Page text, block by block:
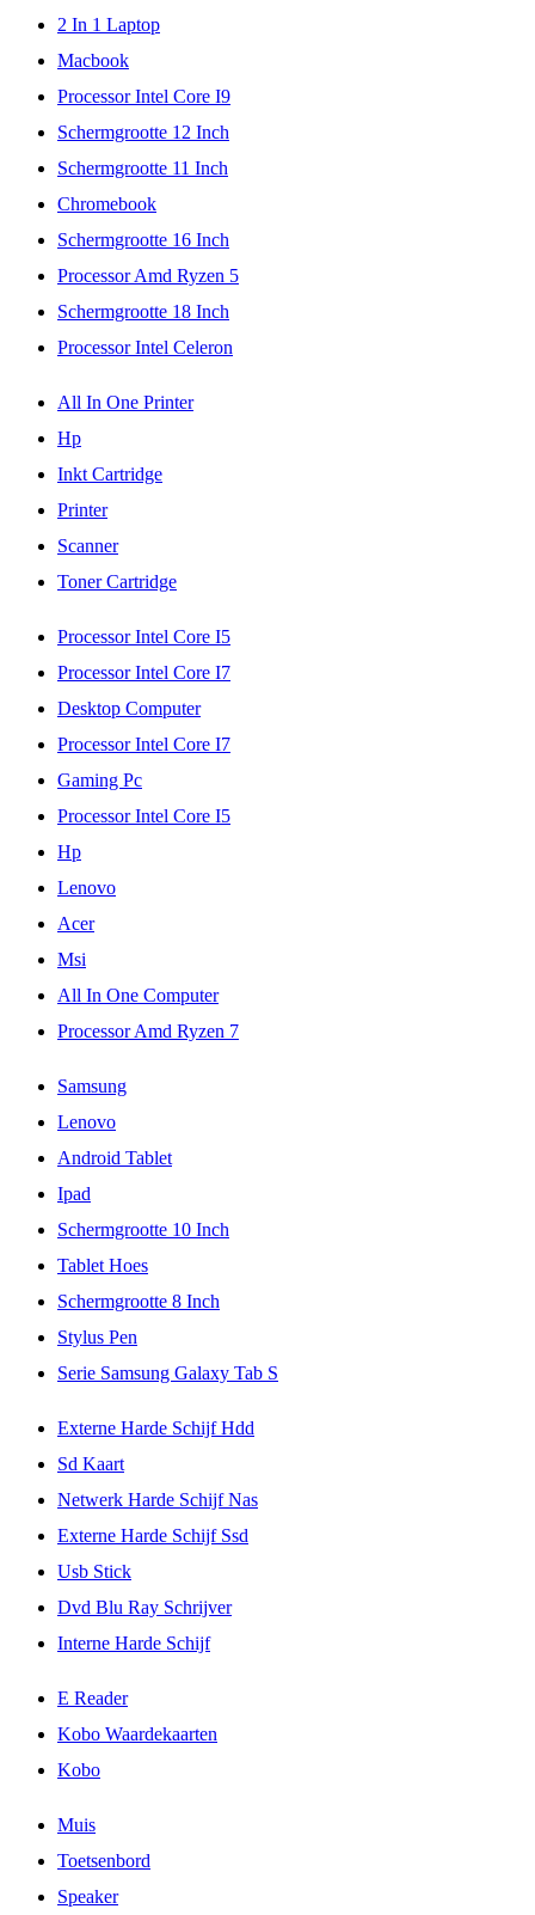
2 In 1 Laptop
Macbook
Processor Intel Core I9
Schermgrootte 12 Inch
Schermgrootte 11 Inch
Chromebook
Schermgrootte 16 Inch
Processor Amd Ryzen 5
Schermgrootte 18 Inch
Processor Intel Celeron
All In One Printer
Hp
Inkt Cartridge
Printer
Scanner
Toner Cartridge
Processor Intel Core I5
Processor Intel Core I7
Desktop Computer
Processor Intel Core I7
Gaming Pc
Processor Intel Core I5
Hp
Lenovo
Acer
Msi
All In One Computer
Processor Amd Ryzen 7
Samsung
Lenovo
Android Tablet
Ipad
Schermgrootte 10 Inch
Tablet Hoes
Schermgrootte 8 Inch
Stylus Pen
Serie Samsung Galaxy Tab S
Externe Harde Schijf Hdd
Sd Kaart
Netwerk Harde Schijf Nas
Externe Harde Schijf Ssd
Usb Stick
Dvd Blu Ray Schrijver
Interne Harde Schijf
E Reader
Kobo Waardekaarten
Kobo
Muis
Toetsenbord
Speaker